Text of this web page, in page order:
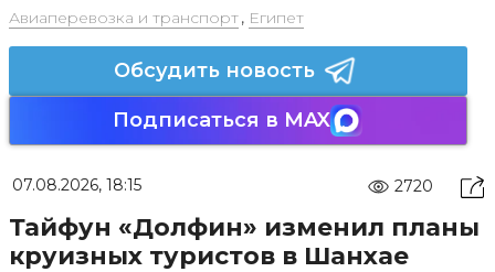
Авиаперевозка и транспорт, Египет
Обсудить новость
Подписаться в MAX
07.08.2026, 18:15 2720
Тайфун «Долфин» изменил планы
круизных туристов в Шанхае